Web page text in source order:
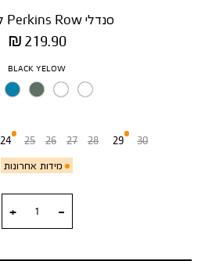
סנדלי Perkins Row לפעוטות
מחיר
מוצר
219.90 ₪
צבע
BLACK YELOW
מידות אחרונות
24 25 26 27 28 29 30